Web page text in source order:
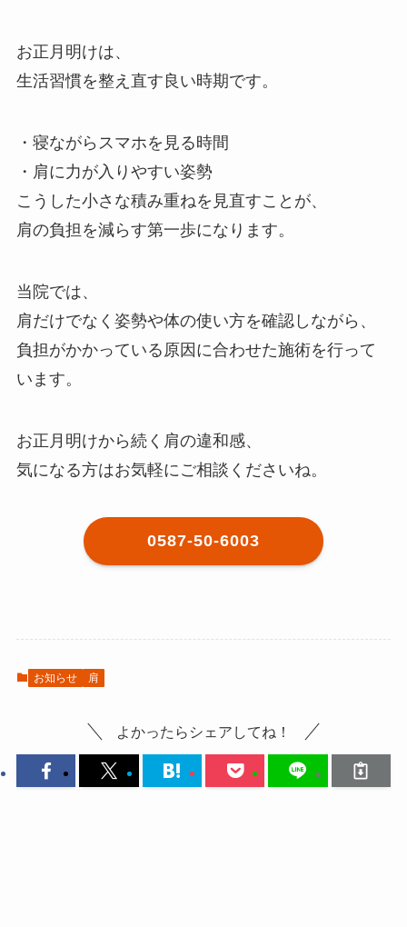
お正月明けは、
生活習慣を整え直す良い時期です。
・寝ながらスマホを見る時間
・肩に力が入りやすい姿勢
こうした小さな積み重ねを見直すことが、
肩の負担を減らす第一歩になります。
当院では、
肩だけでなく姿勢や体の使い方を確認しながら、
負担がかかっている原因に合わせた施術を行って
います。
お正月明けから続く肩の違和感、
気になる方はお気軽にご相談くださいね。
0587-50-6003
お知らせ 肩
よかったらシェアしてね！